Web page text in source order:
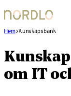
Hem Kunskapsbank
om IT